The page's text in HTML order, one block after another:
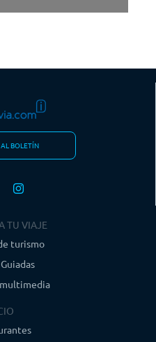
AL BOLETÍN
TU VIAJE
turismo